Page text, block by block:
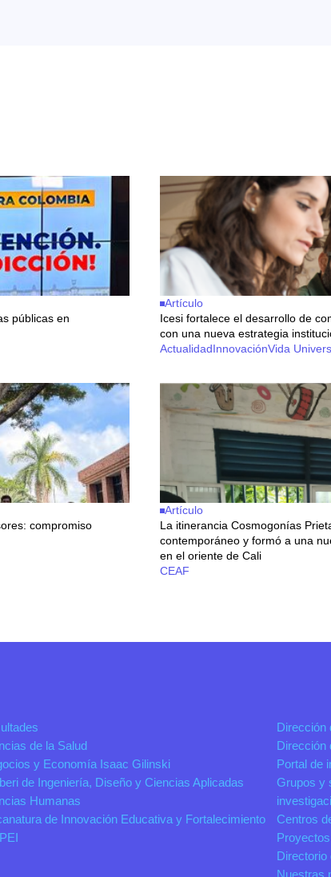
públicas en
Artículo
Icesi fortalece el desarrollo de
con una nueva estrategia
ActualidadInnovaciónVida
compromiso
Artículo
La itinerancia Cosmogonías
contemporáneo y formó a una
en el oriente de Cali
CEAF
de la Salud
y Economía Isaac Gilinski
de Ingeniería, Diseño y Ciencias Aplicadas
Humanas
de Innovación Educativa y Fortalecimiento
Dirección
Dirección
Portal de
Grupos y
Centros
Directorio
Nuestras